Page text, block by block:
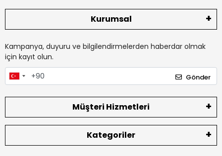
Kurumsal
Kampanya, duyuru ve bilgilendirmelerden haberdar olmak
için kayıt olun.
Gönder
Müşteri Hizmetleri
Kategoriler